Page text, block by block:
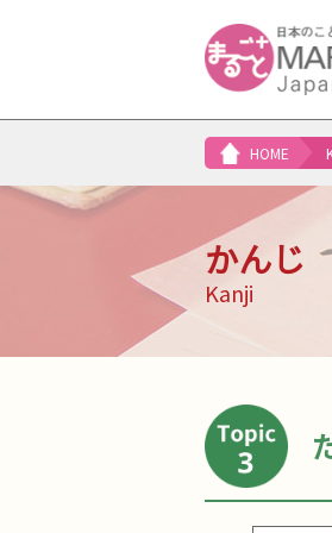
HOME
かんじ
Kanji